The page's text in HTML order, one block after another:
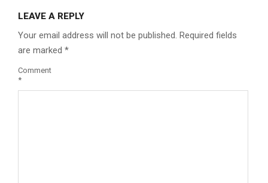
LEAVE A REPLY
Your email address will not be published. Required fields
are marked *
Comment
*